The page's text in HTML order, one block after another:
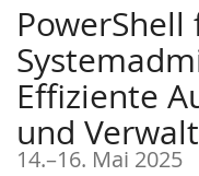
PowerShell
Effiziente
und
14.–bis
16. Mai 2025